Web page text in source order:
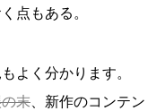
点もある。
よく分かります。
末 、新作のコンテン